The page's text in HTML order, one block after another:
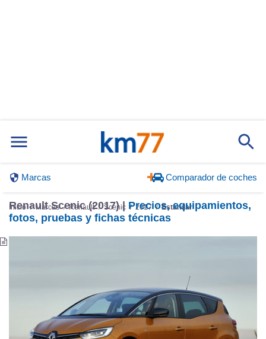
Marcas Comparador de coches
Inicio Marcas Renault Scenic 2017 Estándar
Renault Scenic (2017) | Precios, equipamientos,
fotos, pruebas y fichas técnicas